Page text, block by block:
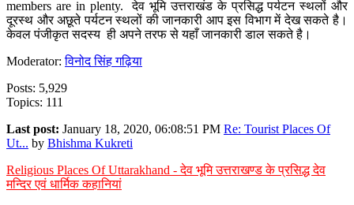
members are in plenty. देव भूमि उत्तराखंड के प्रसिद्ध पर्यटन स्थलों और
दूरस्थ और अछूते पर्यटन स्थलों की जानकारी आप इस विभाग में देख सकते है।
केवल पंजीकृत सदस्य ही अपने तरफ से यहाँ जानकारी डाल सकते है।
Moderator:विनोद सिंह गढ़िया
Posts: 5,929
Topics: 111
Last post: January 18, 2020, 06:08:51 PM Re: Tourist Places Of
Ut... by Bhishma Kukreti
Religious Places Of Uttarakhand - देव भूमि उत्तराखण्ड के प्रसिद्ध देव
मन्दिर एवं धार्मिक कहानियां